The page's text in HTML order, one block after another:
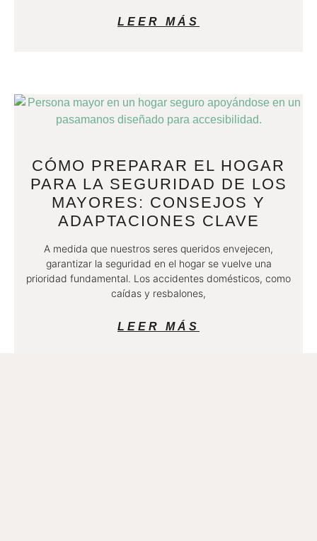
LEER MÁS
CÓMO PREPARAR EL HOGAR
PARA LA SEGURIDAD DE LOS
MAYORES: CONSEJOS Y
ADAPTACIONES CLAVE
A medida que nuestros seres queridos envejecen,
garantizar la seguridad en el hogar se vuelve una
prioridad fundamental. Los accidentes domésticos, como
caídas y resbalones,
LEER MÁS